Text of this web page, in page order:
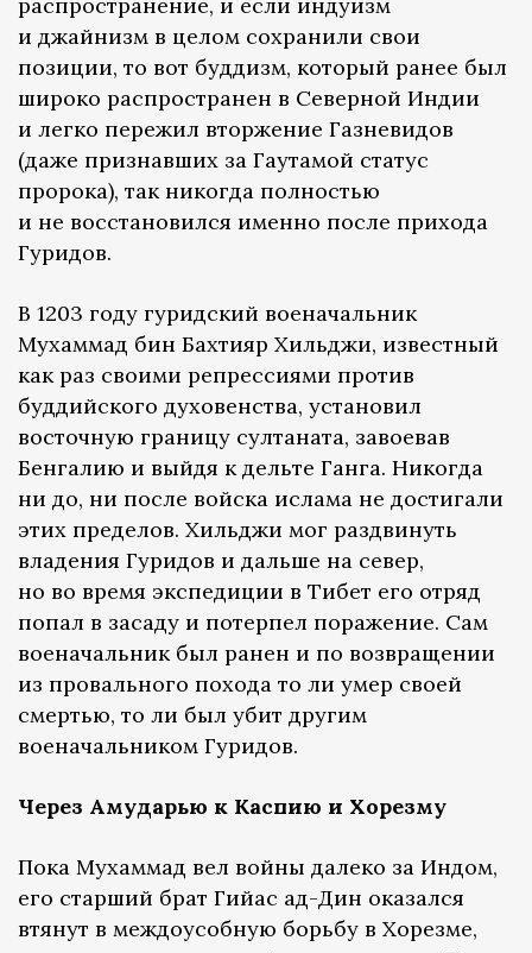
распространение, и если индуизм
и джайнизм в целом сохранили свои
позиции, то вот буддизм, который ранее был
широко распространен в Северной Индии
и легко пережил вторжение Газневидов
(даже признавших за Гаутамой статус
пророка), так никогда полностью
и не восстановился именно после прихода
Гуридов.
В 1203 году гуридский военачальник
Мухаммад бин Бахтияр Хильджи, известный
как раз своими репрессиями против
буддийского духовенства, установил
восточную границу султаната, завоевав
Бенгалию и выйдя к дельте Ганга. Никогда
ни до, ни после войска ислама не достигали
этих пределов. Хильджи мог раздвинуть
владения Гуридов и дальше на север,
но во время экспедиции в Тибет его отряд
попал в засаду и потерпел поражение. Сам
военачальник был ранен и по возвращении
из провального похода то ли умер своей
смертью, то ли был убит другим
военачальником Гуридов.
Через Амударью к Каспию и Хорезму
Пока Мухаммад вел войны далеко за Индом,
его старший брат Гийас ад-Дин оказался
втянут в междоусобную борьбу в Хорезме,